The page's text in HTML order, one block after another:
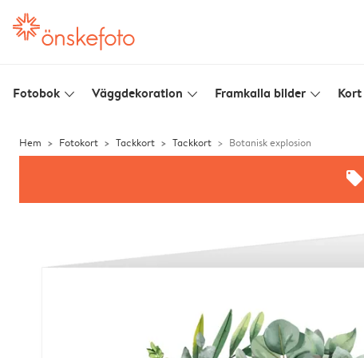
Fotobok slim_arrow_down Väggdekoration slim_arrow_down Framkalla bilder slim_arrow_down Kort
Hem Fotokort Tackkort Tackkort Botanisk explosion
offers